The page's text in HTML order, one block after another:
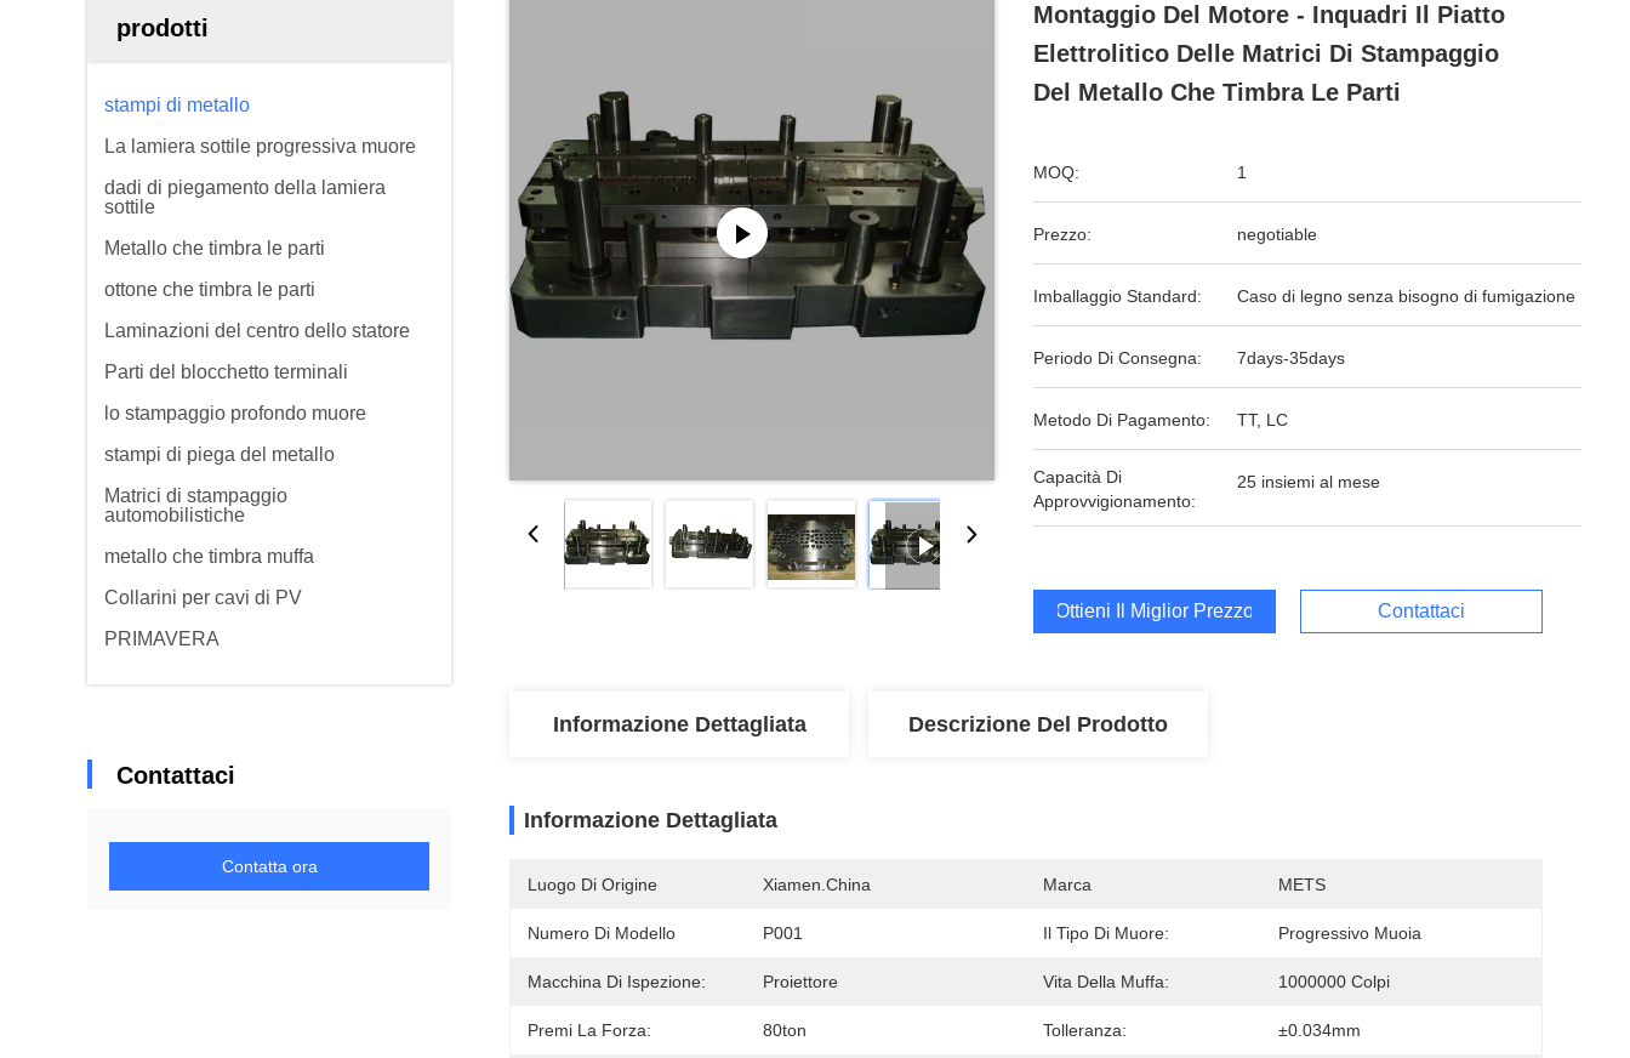
prodotti
stampi di metallo
La lamiera sottile progressiva muore
dadi di piegamento della lamiera
sottile
Metallo che timbra le parti
ottone che timbra le parti
Laminazioni del centro dello statore
Parti del blocchetto terminali
lo stampaggio profondo muore
stampi di piega del metallo
Matrici di stampaggio
automobilistiche
metallo che timbra muffa
Collarini per cavi di PV
PRIMAVERA
Contattaci
Contatta ora
Montaggio Del Motore - Inquadri Il Piatto
Elettrolitico Delle Matrici Di Stampaggio
Del Metallo Che Timbra Le Parti
MOQ: 1
Prezzo: negotiable
Imballaggio Standard: Caso di legno senza bisogno di fumigazione
Periodo Di Consegna: 7days-35days
Metodo Di Pagamento: TT, LC
Capacità Di
Approvvigionamento:
25 insiemi al mese
Ottieni Il Miglior Prezzo Contattaci
Informazione Dettagliata Descrizione Del Prodotto
Informazione Dettagliata
Luogo Di Origine Xiamen.China Marca METS
Numero Di Modello P001 Il Tipo Di Muore: Progressivo Muoia
Macchina Di Ispezione: Proiettore Vita Della Muffa: 1000000 Colpi
Premi La Forza: 80ton Tolleranza: ±0.034mm